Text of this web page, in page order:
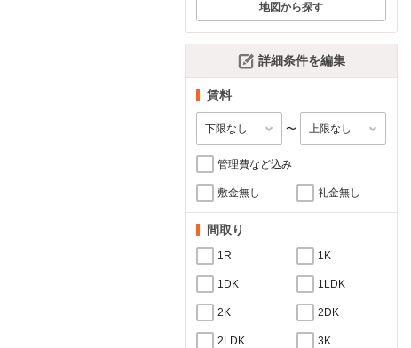
地図から探す
詳細条件を編集
賃料
〜
管理費など込み
敷金無し 礼金無し
間取り
1R 1K
1DK 1LDK
2K 2DK
2LDK 3K